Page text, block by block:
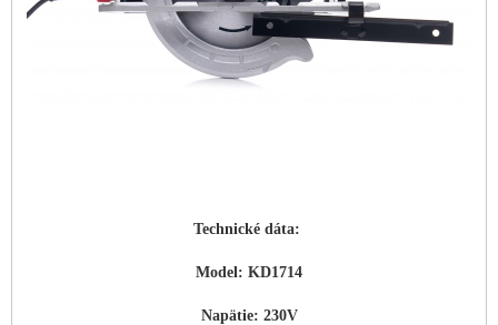
Technické dáta:
Model: KD1714
Napätie: 230V